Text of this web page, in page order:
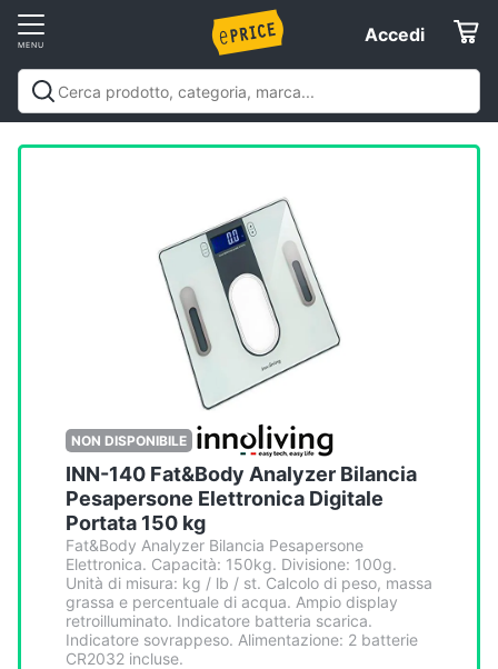
Accedi
Accedi
NON DISPONIBILE
INN-140 Fat&Body Analyzer Bilancia
Pesapersone Elettronica Digitale
Portata 150 kg
Fat&Body Analyzer Bilancia Pesapersone
Elettronica. Capacità: 150kg. Divisione: 100g.
Unità di misura: kg / lb / st. Calcolo di peso, massa
grassa e percentuale di acqua. Ampio display
retroilluminato. Indicatore batteria scarica.
Indicatore sovrappeso. Alimentazione: 2 batterie
CR2032 incluse.